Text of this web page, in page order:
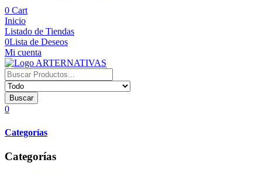
0 Cart
Inicio
Listado de Tiendas
0Lista de Deseos
Mi cuenta
Buscar
0
Categorías
Categorías